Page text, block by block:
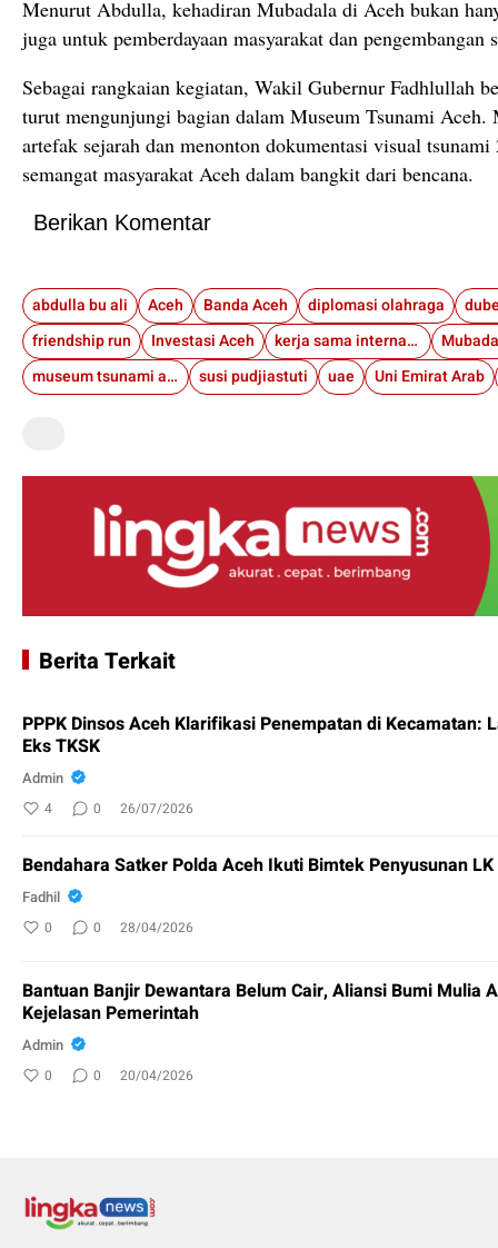
Menurut Abdulla, kehadiran Mubadala di Aceh bukan
juga untuk pemberdayaan masyarakat dan pengembangan
Sebagai rangkaian kegiatan, Wakil Gubernur Fadhlullah
turut mengunjungi bagian dalam Museum Tsunami Aceh.
artefak sejarah dan menonton dokumentasi visual
semangat masyarakat Aceh dalam bangkit dari bencana.
Berikan Komentar
abdulla bu ali Aceh Banda Aceh diplomasi olahraga
friendship run
Investasi Aceh kerja sama internasional
museum tsunami aceh
susi pudjiastuti uae Uni Emirat Arab
Berita Terkait
PPPK Dinsos Aceh Klarifikasi Penempatan di Kecamatan:
Eks TKSK
Admin
4 0 26/07/2026
Bendahara Satker Polda Aceh Ikuti Bimtek Penyusunan LK
Fadhil
0 0 28/04/2026
Bantuan Banjir Dewantara Belum Cair, Aliansi Bumi Mulia
Kejelasan Pemerintah
Admin
0 0 20/04/2026